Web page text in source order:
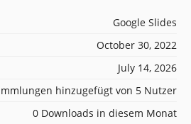
Google Slides
October 30, 2022
July 14, 2026
hinzugefügt von 5 Nutzer
0 Downloads in diesem Monat